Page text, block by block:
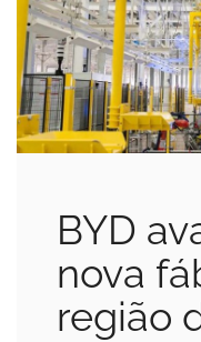
BYD
nova
região